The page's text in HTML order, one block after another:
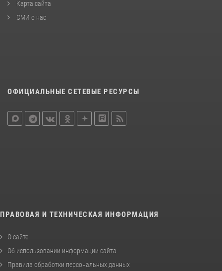
Карта сайта
СМИ о нас
ОФИЦИАЛЬНЫЕ СЕТЕВЫЕ РЕСУРСЫ
ПРАВОВАЯ И ТЕХНИЧЕСКАЯ ИНФОРМАЦИЯ
О сайте
Об использовании информации сайта
Правила обработки персональных данных